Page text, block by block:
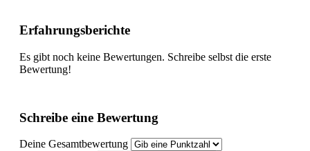
Erfahrungsberichte
Es gibt noch keine Bewertungen. Schreibe selbst die erste
Bewertung!
Schreibe eine Bewertung
Deine Gesamtbewertung